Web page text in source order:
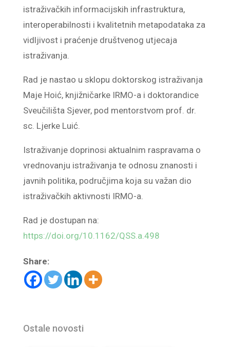
istraživačkih informacijskih infrastruktura,
interoperabilnosti i kvalitetnih metapodataka za
vidljivost i praćenje društvenog utjecaja
istraživanja.
Rad je nastao u sklopu doktorskog istraživanja
Maje Hoić, knjižničarke IRMO-a i doktorandice
Sveučilišta Sjever, pod mentorstvom prof. dr.
sc. Ljerke Luić.
Istraživanje doprinosi aktualnim raspravama o
vrednovanju istraživanja te odnosu znanosti i
javnih politika, područjima koja su važan dio
istraživačkih aktivnosti IRMO-a.
Rad je dostupan na:
https://doi.org/10.1162/QSS.a.498
Share:
Ostale novosti